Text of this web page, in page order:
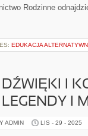
Rodzinne
EDUKACJA
DŹWIĘKI I
I
ADMIN LIS - 29 - 2025